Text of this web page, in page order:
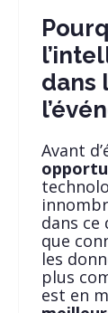
dans
Avant
dans ce
que
les
plus
est en